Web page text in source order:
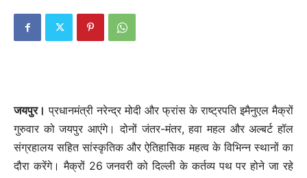
जयपुर। प्रधानमंत्री नरेन्द्र मोदी और फ्रांस के राष्ट्रपति इमैनुएल मैक्रों
गुरुवार को जयपुर आएंगे। दोनों जंतर-मंतर, हवा महल और अल्बर्ट हॉल
संग्रहालय सहित सांस्कृतिक और ऐतिहासिक महत्व के विभिन्न स्थानों का
दौरा करेंगे। मैक्रों 26 जनवरी को दिल्ली के कर्तव्य पथ पर होने जा रहे